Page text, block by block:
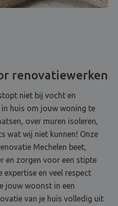
renovatiewerken
niet bij vocht en
in huis om jouw woning te
over muren isoleren,
wat wij niet kunnen! Onze
Mechelen beet,
en zorgen voor een stipte
expertise en veel respect
jouw woonst in een
van je huis volledig uit